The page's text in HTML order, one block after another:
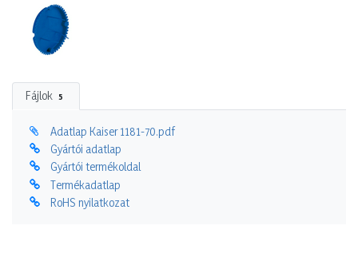
Fájlok 5
Adatlap Kaiser 1181-70.pdf
Gyártói adatlap
Gyártói termékoldal
Termékadatlap
RoHS nyilatkozat